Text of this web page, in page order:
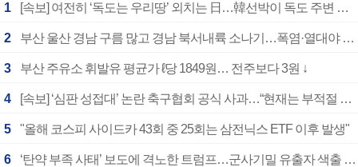
1 [속보] 여전히 ‘독도는 우리땅’ 외치는 日…韓선박이 독도 주변 해양조사 활동하자 반발
2 부산 울산 경남 구름 많고 경남 북서내륙 소나기…폭염·열대야 계속
3 부산 주유소 휘발유 평균가 ℓ당 1849원… 전주보다 3원 ↓
4 [속보] ‘심판 성접대’ 논란 축구협회 공식 사과…“현재는 부적절 행위 없어”
5 "올해 코스피 사이드카 43회 중 25회는 삼전닉스 ETF 이후 발생"
6 ‘탄약 부족 사태’ 보도에 격노한 트럼프…군사기밀 유출자 색출 지시